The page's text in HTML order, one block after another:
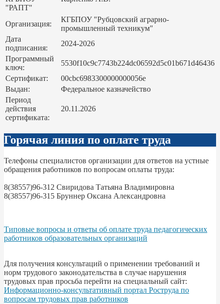
"РАПТ"
Организация:
КГБПОУ "Рубцовский аграрно-
промышленный техникум"
Дата
подписания:
2024-2026
Программный
ключ:
5530f10c9c7743b224dc06592d5c01b671d46436
Сертификат:
00cbc6983300000000056e
Выдан:
Федеральное казначейство
Период
действия
сертификата:
20.11.2026
Горячая линия по оплате труда
Телефоны специалистов организации для ответов на устные
обращения работников по вопросам оплаты труда:
8(38557)96-312 Свиридова Татьяна Владимировна
8(38557)96-315 Бруннер Оксана Александровна
Типовые вопросы и ответы об оплате труда педагогических
работников образовательных организаций
Для получения консультаций о применении требований и
норм трудового законодательства в случае нарушения
трудовых прав просьба перейти на специальный сайт:
Информационно-консультативный портал Роструда по
вопросам трудовых прав работников